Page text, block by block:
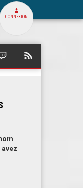
CONNEXION
SQUARE
avez